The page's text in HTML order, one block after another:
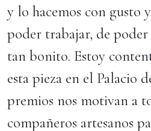
y lo hacemos con gusto
poder trabajar, de
tan bonito. Estoy
esta pieza en el Palacio
premios nos motivan a
compañeros artesanos